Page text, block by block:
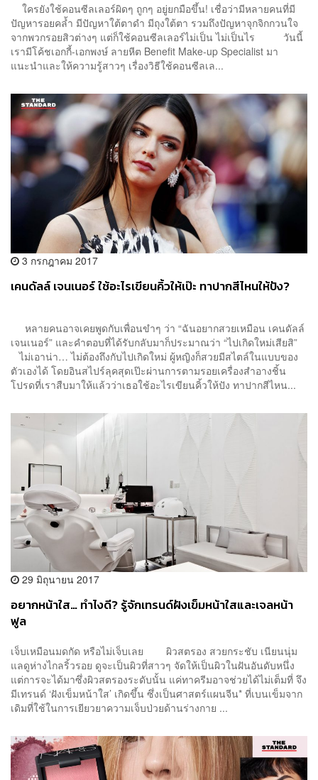
ใครยังใช้คอนซีลเลอร์ผิดๆ ถูกๆ อยู่ยกมือขึ้น! เชื่อว่ามีหลายคนที่มี
ปัญหารอยคล้ำ มีปัญหาใต้ตาดำ มีถุงใต้ตา รวมถึงปัญหาจุกจิกกวนใจ
จากพวกรอยสิวต่างๆ แต่ก็ใช้คอนซีลเลอร์ไม่เป็น ไม่เป็นไร วันนี้
เรามีโค้ชเอกกี้-เอกพงษ์ ลายหีต Benefit Make-up Specialist มา
แนะนำและให้ความรู้สาวๆ เรื่องวิธีใช้คอนซีลเล...
3 กรกฎาคม 2017
เคนดัลล์ เจนเนอร์ ใช้อะไรเขียนคิ้วให้เป๊ะ ทาปากสีไหนให้ปัง?
หลายคนอาจเคยพูดกับเพื่อนขำๆ ว่า “ฉันอยากสวยเหมือน เคนดัลล์
เจนเนอร์” และคำตอบที่ได้รับกลับมาก็ประมาณว่า “ไปเกิดใหม่เสียสิ”
ไม่เอาน่า… ไม่ต้องถึงกับไปเกิดใหม่ ผู้หญิงก็สวยมีสไตล์ในแบบของ
ตัวเองได้ โดยอินสไปร์ลุคสุดเป๊ะผ่านการตามรอยเครื่องสำอางชิ้น
โปรดที่เราสืบมาให้แล้วว่าเธอใช้อะไรเขียนคิ้วให้ปัง ทาปากสีไหน...
29 มิถุนายน 2017
อยากหน้าใส… ทำไงดี? รู้จักเทรนด์ฝังเข็มหน้าใสและเจลหน้า
ฟูล
เจ็บเหมือนมดกัด หรือไม่เจ็บเลย ผิวสตรอง สวยกระชับ เนียนนุ่ม
แลดูห่างไกลริ้วรอย ดูจะเป็นผิวที่สาวๆ จัดให้เป็นผิวในฝันอันดับหนึ่ง
แต่การจะได้มาซึ่งผิวสตรองระดับนั้น แค่ทาครีมอาจช่วยได้ไม่เต็มที่ จึง
มีเทรนด์ ‘ฝังเข็มหน้าใส’ เกิดขึ้น ซึ่งเป็นศาสตร์แผนจีน* ที่เบนเข็มจาก
เดิมที่ใช้ในการเยียวยาความเจ็บป่วยด้านร่างกาย ...